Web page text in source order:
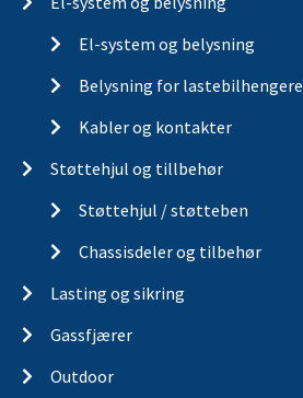
El-system og belysning
Belysning for lastebilhengere
Kabler og kontakter
Støttehjul og tillbehør
Støttehjul / støtteben
Chassisdeler og tilbehør
Lasting og sikring
Gassfjærer
Outdoor